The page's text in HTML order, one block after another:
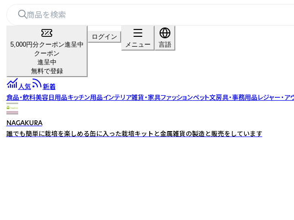
5,000円分クーポン進呈中
クーポン
進呈中
無料で登録
ログイン
メニュー
言語
人気
新着
食品・飲料美容日用品キッチン用品インテリア雑貨・家具ファッションペット文房具・事務用品レジャー・ア
NAGAKURA
誰でも簡単に栽培を楽しめる缶に入った栽培キットと金属雑貨の製造と販売をしています